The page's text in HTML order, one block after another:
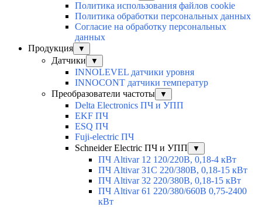
Политика использования файлов cookie
Политика обработки персональных данных
Согласие на обработку персональных
данных
Продукция
▼
Датчики ▼
INNOLEVEL датчики уровня
INNOCONT датчики температур
Преобразователи частоты
▼
Delta Electronics ПЧ и УПП
EKF ПЧ
ESQ ПЧ
Fuji-electric ПЧ
Schneider Electric ПЧ и УПП
▼
ПЧ Altivar 12 120/220В, 0,18-4 кВт
ПЧ Altivar 31C 220/380В, 0,18-15 кВт
ПЧ Altivar 32 220/380В, 0,18-15 кВт
ПЧ Altivar 61 220/380/660В 0,75-2400
кВт